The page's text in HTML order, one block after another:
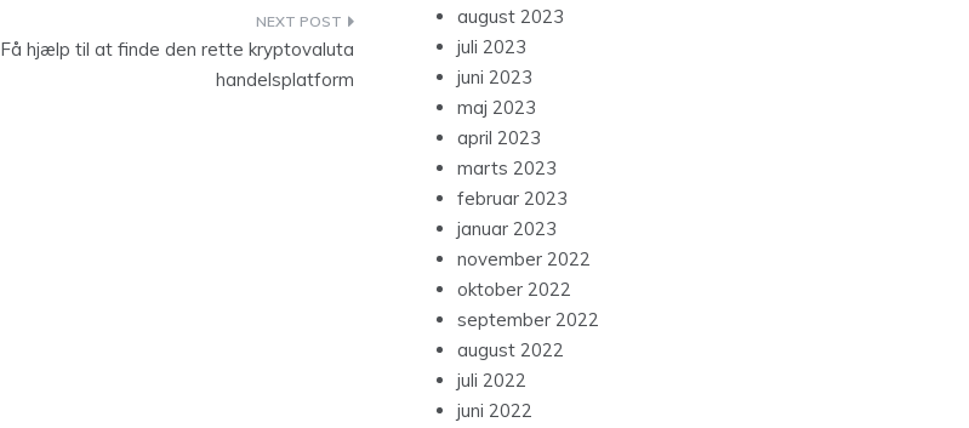
Få hjælp til at finde den rette kryptovaluta
handelsplatform
august 2023
juli 2023
juni 2023
maj 2023
april 2023
marts 2023
februar 2023
januar 2023
november 2022
oktober 2022
september 2022
august 2022
juli 2022
juni 2022